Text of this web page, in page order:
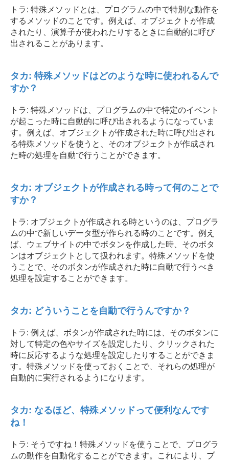
トラ: 特殊メソッドとは、プログラムの中で特別な動作を
するメソッドのことです。例えば、オブジェクトが作成
されたり、演算子が使われたりするときに自動的に呼び
出されることがあります。
タカ: 特殊メソッドはどのような時に使われるんで
すか？
トラ: 特殊メソッドは、プログラムの中で特定のイベント
が起こった時に自動的に呼び出されるようになっていま
す。例えば、オブジェクトが作成された時に呼び出され
る特殊メソッドを使うと、そのオブジェクトが作成され
た時の処理を自動で行うことができます。
タカ: オブジェクトが作成される時って何のことで
すか？
トラ: オブジェクトが作成される時というのは、プログラ
ムの中で新しいデータ型が作られる時のことです。例え
ば、ウェブサイトの中でボタンを作成した時、そのボタ
ンはオブジェクトとして扱われます。特殊メソッドを使
うことで、そのボタンが作成された時に自動で行うべき
処理を設定することができます。
タカ: どういうことを自動で行うんですか？
トラ: 例えば、ボタンが作成された時には、そのボタンに
対して特定の色やサイズを設定したり、クリックされた
時に反応するような処理を設定したりすることができま
す。特殊メソッドを使っておくことで、それらの処理が
自動的に実行されるようになります。
タカ: なるほど、特殊メソッドって便利なんです
ね！
トラ: そうですね！特殊メソッドを使うことで、プログラ
ムの動作を自動化することができます。これにより、プ